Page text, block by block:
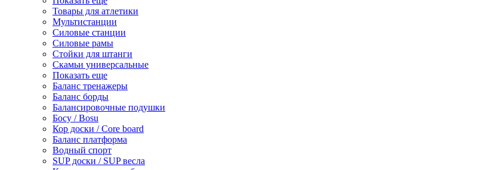
Товары для атлетики
Мультистанции
Силовые станции
Силовые рамы
Стойки для штанги
Скамьи универсальные
Показать еще
Баланс тренажеры
Баланс борды
Балансировочные подушки
Босу / Bosu
Кор доски / Core board
Баланс платформа
Водный спорт
SUP доски / SUP весла